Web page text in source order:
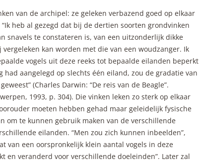
van de archipel: ze geleken verbazend goed op elkaar
heb al gezegd dat bij de dertien soorten grondvinken
snavels te constateren is, van een uitzonderlijk dikke
kan worden met die van een woudzanger. Ik
vogels uit deze reeks tot bepaalde eilanden beperkt
aangelegd op slechts één eiland, zou de gradatie van
(Charles Darwin: “De reis van de Beagle”.
1993, p. 304). Die vinken leken zo sterk op elkaar
moeten hebben gehad maar geleidelijk fysische
om te kunnen gebruik maken van de verschillende
eilanden. “Men zou zich kunnen inbeelden”,
van een oorspronkelijk klein aantal vogels in deze
en veranderd voor verschillende doeleinden”. Later zal